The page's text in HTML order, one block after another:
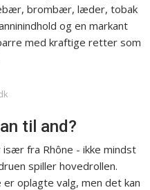
brombær, læder, tobak
og en markant
med kraftige retter som
til and?
især fra Rhône - ikke mindst
spiller hovedrollen.
er oplagte valg, men det kan